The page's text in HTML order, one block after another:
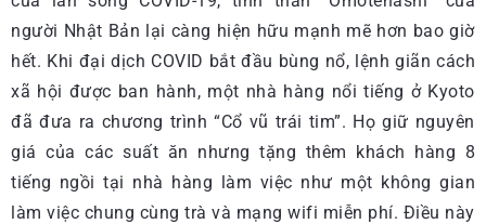
người Nhật Bản lại càng hiện hữu mạnh mẽ hơn bao giờ
hết. Khi đại dịch COVID bắt đầu bùng nổ, lệnh giãn cách
xã hội được ban hành, một nhà hàng nổi tiếng ở Kyoto
đã đưa ra chương trình “Cổ vũ trái tim”. Họ giữ nguyên
giá của các suất ăn nhưng tặng thêm khách hàng 8
tiếng ngồi tại nhà hàng làm việc như một không gian
làm việc chung cùng trà và mạng wifi miễn phí. Điều này